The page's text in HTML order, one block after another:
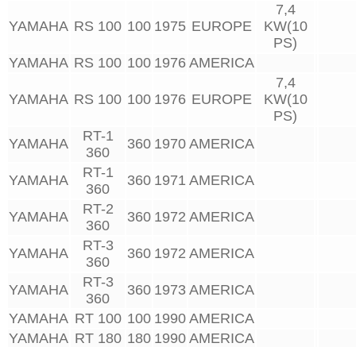
YAMAHA RS 100 100 1975 EUROPE
7,4
KW(10
PS)
YAMAHA RS 100 100 1976 AMERICA
YAMAHA RS 100 100 1976 EUROPE
7,4
KW(10
PS)
YAMAHA
RT-1
360
360 1970 AMERICA
YAMAHA
RT-1
360
360 1971 AMERICA
YAMAHA
RT-2
360
360 1972 AMERICA
YAMAHA
RT-3
360
360 1972 AMERICA
YAMAHA
RT-3
360
360 1973 AMERICA
YAMAHA RT 100 100 1990 AMERICA
YAMAHA RT 180 180 1990 AMERICA